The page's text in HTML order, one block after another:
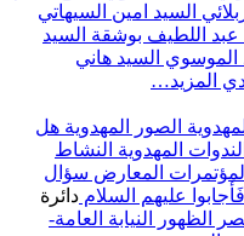
السيد امين السيهاتي
عبد اللطيف بوشقة السيد
الموسوي السيد هاني
المزيد…
الصور المهدوية هل
الندوات المهدوية النشاط
المعارض سؤال
عليهم السلام دائرة
الظهور
النيابة العامة-